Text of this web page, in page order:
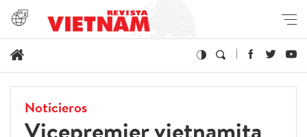
Noticieros